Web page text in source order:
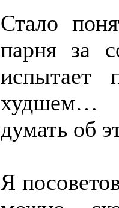
Стало
парня за
испытает
худшем…
думать об
Я